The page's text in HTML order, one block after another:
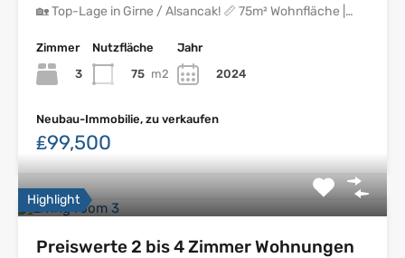
🏡 Top-Lage in Girne / Alsancak! 📏 75m² Wohnfläche |…
Zimmer
3
Nutzfläche
75 m2
Jahr
2024
Neubau-Immobilie, zu verkaufen
₤99,500
Highlight
Preiswerte 2 bis 4 Zimmer Wohnungen